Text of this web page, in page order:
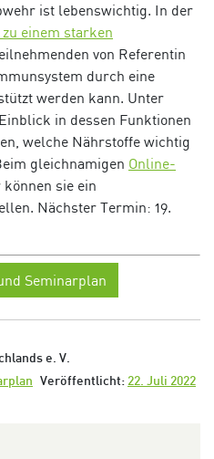
ist lebenswichtig. In der
einem starken
von Referentin
durch eine
werden kann. Unter
in dessen Funktionen
welche Nährstoffe wichtig
gleichnamigen Online-
sie ein
Nächster Termin: 19.
Seminarplan
e. V.
Veröffentlicht: 22. Juli 2022